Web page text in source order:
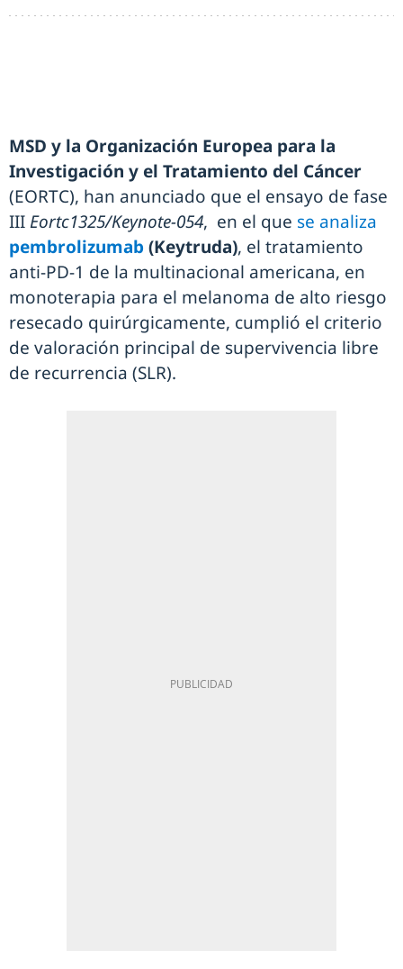
MSD y la Organización Europea para la
Investigación y el Tratamiento del Cáncer
(EORTC), han anunciado que el ensayo de fase
IIIEortc1325/Keynote-054, en el que se analiza
pembrolizumab (Keytruda), el tratamiento
anti-PD-1 de la multinacional americana, en
monoterapia para el melanoma de alto riesgo
resecado quirúrgicamente, cumplió el criterio
de valoración principal de supervivencia libre
de recurrencia (SLR).